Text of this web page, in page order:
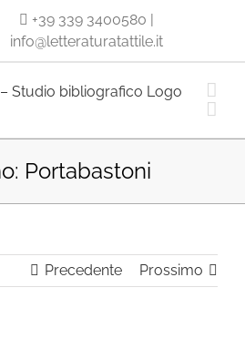
+39 339 3400580 |
info@letteraturatattile.it
Portabastoni
Precedente Prossimo